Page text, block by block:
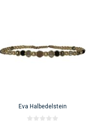
Eva Halbedelstein